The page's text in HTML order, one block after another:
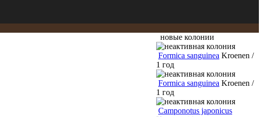
новые колонии
Formica sanguinea Kroenen /
1 год
Formica sanguinea Kroenen /
1 год
Camponotus japonicus